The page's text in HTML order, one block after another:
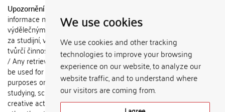
We use cookies
We use cookies and other tracking
technologies to improve your browsing
experience on our website, to analyze our
website traffic, and to understand where
our visitors are coming from.
Upozornění / Notice:
informace nemohou být použity k
výdělečným účelům nebo vydávány
za studijní, vědeckou nebo jinou
tvůrčí činnost jiné osoby než autora.
/ Any retrieved information shall not
be used for any commercial
purposes or claimed as results of
studying, scientific or any other
creative activities of any person